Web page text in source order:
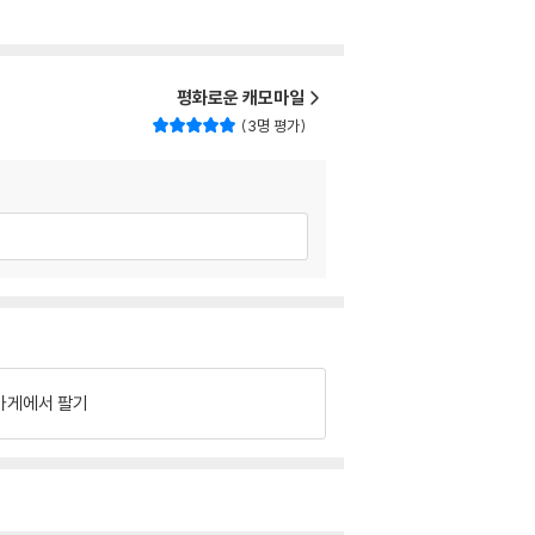
평화로운 캐모마일
3명 평가
게에서 팔기